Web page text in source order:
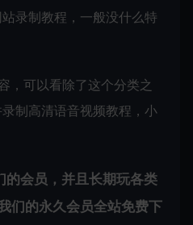
录制教程，一般没什么特
，可以看除了这个分类之
制高清语音视频教程，小
的会员，并且长期玩各类
们的永久会员全站免费下